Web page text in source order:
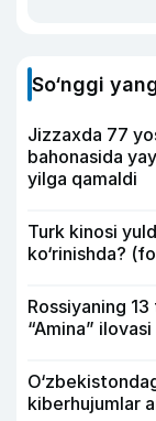
So‘nggi
Jizzaxda 77
bahonasida
yilga qamaldi
Turk kinosi
ko‘rinishda?
Rossiyaning
“Amina”
kiberhujumlar